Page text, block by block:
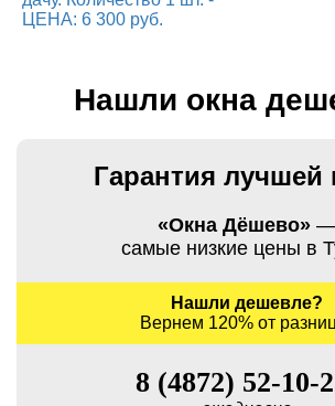
Нашли окна
Гарантия лучшей
«Окна Дёшево» —
самые низкие цены в
Нашли дешевле?
Вернем 120% от
8 (4872) 52-10-